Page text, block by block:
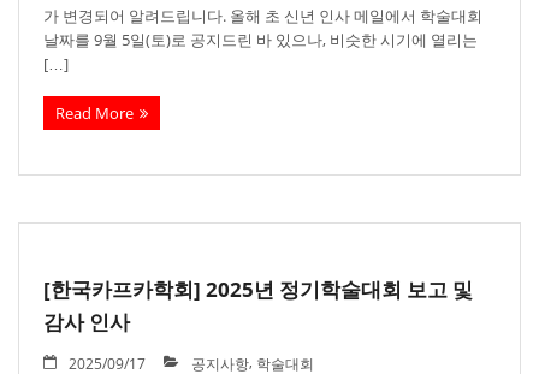
- 학회 간행물
- 카프카논문상
가 변경되어 알려드립니다. 올해 초 신년 인사 메일에서 학술대회
날짜를 9월 5일(토)로 공지드린 바 있으나, 비슷한 시기에 열리는
[…]
Read More
[한국카프카학회] 2025년 정기학술대회 보고 및
감사 인사
2025/09/17 공지사항 학술대회